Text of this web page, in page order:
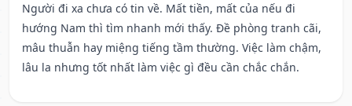
Người đi xa chưa có tin về. Mất tiền, mất của nếu đi
hướng Nam thì tìm nhanh mới thấy. Đề phòng tranh cãi,
mâu thuẫn hay miệng tiếng tầm thường. Việc làm chậm,
lâu la nhưng tốt nhất làm việc gì đều cần chắc chắn.